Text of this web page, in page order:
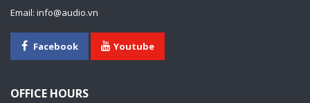
Email: info@audio.vn
Facebook Youtube
OFFICE HOURS